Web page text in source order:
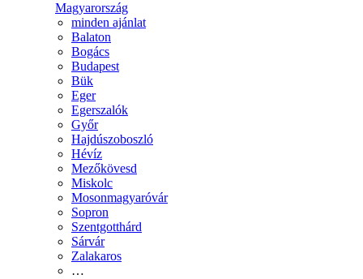
Magyarország
minden ajánlat
Balaton
Bogács
Budapest
Bük
Eger
Egerszalók
Győr
Hajdúszoboszló
Hévíz
Mezőkövesd
Miskolc
Mosonmagyaróvár
Sopron
Szentgotthárd
Sárvár
Zalakaros
…